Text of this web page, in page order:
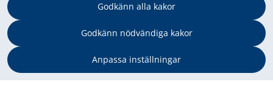
Godkänn alla kakor
Godkänn nödvändiga kakor
Anpassa inställningar